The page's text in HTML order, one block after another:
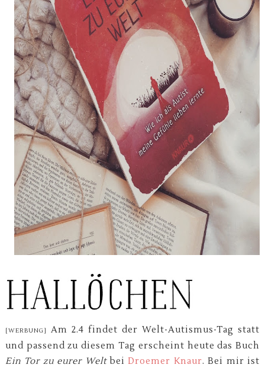
[WERBUNG]
Am 2.4 findet der Welt-Autismus-Tag statt
und passend zu diesem Tag erscheint heute das Buch
Ein Tor zu eurer WeltbeiDroemer Knaur. Bei mir ist